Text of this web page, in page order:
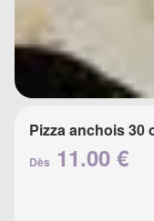
Pizza anchois 30
Dès 11.00 €